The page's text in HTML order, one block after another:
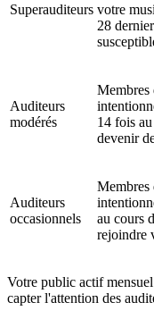
Superauditeurs votre
28
Auditeurs
modérés
Membres
14 fois
devenir
Auditeurs
occasionnels
Membres
au cours
rejoindre
Votre public actif
capter l'attention des